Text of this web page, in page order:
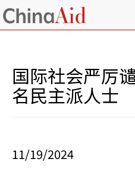
国际社会严厉
名民主派人士
11/19/2024